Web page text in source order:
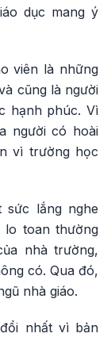
dục mang ý
viên là những
cũng là người
hạnh phúc. Vì
người có hoài
vì trường học
lắng nghe
lo toan thường
nhà trường,
có. Qua đó,
nhà giáo.
nhất vì bản